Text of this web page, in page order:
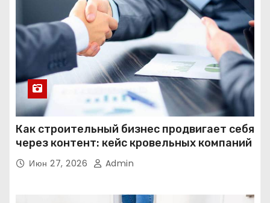
Как строительный бизнес продвигает себя
через контент: кейс кровельных компаний
Июн 27, 2026 Admin